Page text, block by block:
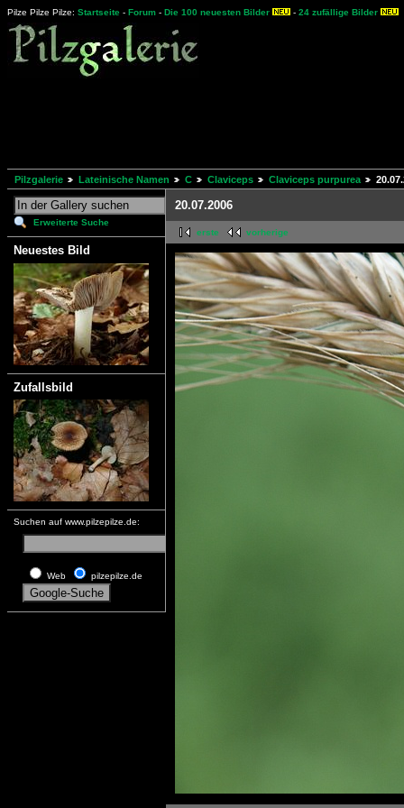
Pilze Pilze Pilze: Startseite - Forum - Die 100 neuesten Bilder - 24 zufällige Bilder
Pilzgalerie Lateinische Namen C Claviceps Claviceps purpurea
Erweiterte Suche
Neuestes Bild
Zufallsbild
Suchen auf www.pilzepilze.de:
Web pilzepilze.de
20.07.2006
erste vorherige